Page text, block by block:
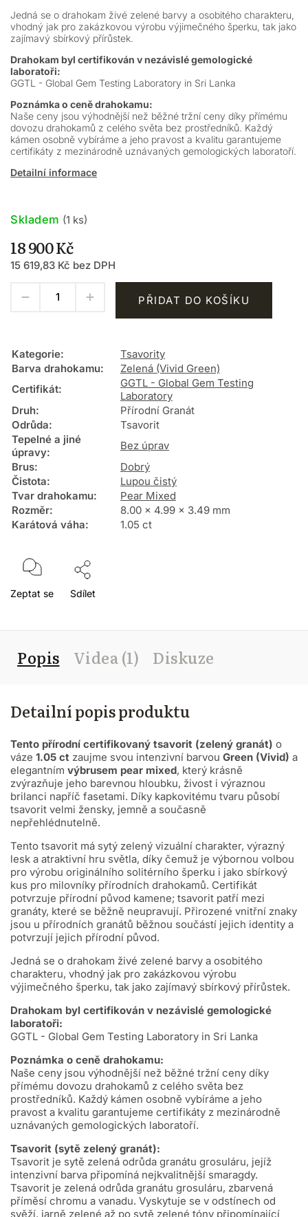
Jedná se o drahokam živé zelené barvy a osobitého charakteru,
vhodný jak pro zakázkovou výrobu výjimečného šperku, tak jako
zajímavý sbírkový přírůstek.
Drahokam byl certifikován v nezávislé gemologické
laboratoři:
GGTL - Global Gem Testing Laboratory in Sri Lanka
Poznámka o ceně drahokamu:
Naše ceny jsou výhodnější než běžné tržní ceny díky přímému
dovozu drahokamů z celého světa bez prostředníků. Každý
kámen osobně vybíráme a jeho pravost a kvalitu garantujeme
certifikáty z mezinárodně uznávaných gemologických laboratoří.
Detailní informace
18 900 Kč
15 619,83 Kč bez DPH
Skladem (1 ks)
PŘIDAT DO KOŠÍKU
Kategorie:
Tsavority
Barva drahokamu:
Zelená (Vivid Green)
Certifikát:
GGTL - Global Gem Testing
Laboratory
Druh:
Přírodní Granát
Odrůda:
Tsavorit
Tepelné a jiné
úpravy:
Bez úprav
Brus:
Dobrý
Čistota:
Lupou čistý
Tvar drahokamu:
Pear Mixed
Rozměr:
8.00 x 4.99 x 3.49 mm
Karátová váha: 1.05 ct
Zeptat se Sdílet
Popis Videa (1) Diskuze
Detailní popis produktu
Tento přírodní certifikovaný tsavorit (zelený granát) o
váze 1.05 ct zaujme svou intenzivní barvou Green (Vivid) a
elegantním výbrusem pear mixed, který krásně
zvýrazňuje jeho barevnou hloubku, živost i výraznou
brilanci napříč fasetami. Díky kapkovitému tvaru působí
tsavorit velmi žensky, jemně a současně
nepřehlédnutelně.
Tento tsavorit má sytý zelený vizuální charakter, výrazný
lesk a atraktivní hru světla, díky čemuž je výbornou volbou
pro výrobu originálního solitérního šperku i jako sbírkový
kus pro milovníky přírodních drahokamů. Certifikát
potvrzuje přírodní původ kamene; tsavorit patří mezi
granáty, které se běžně neupravují. Přirozené vnitřní znaky
jsou u přírodních granátů běžnou součástí jejich identity a
potvrzují jejich přírodní původ.
Jedná se o drahokam živé zelené barvy a osobitého
charakteru, vhodný jak pro zakázkovou výrobu
výjimečného šperku, tak jako zajímavý sbírkový přírůstek.
Drahokam byl certifikován v nezávislé gemologické
laboratoři:
GGTL - Global Gem Testing Laboratory in Sri Lanka
Poznámka o ceně drahokamu:
Naše ceny jsou výhodnější než běžné tržní ceny díky
přímému dovozu drahokamů z celého světa bez
prostředníků. Každý kámen osobně vybíráme a jeho
pravost a kvalitu garantujeme certifikáty z mezinárodně
uznávaných gemologických laboratoří.
Tsavorit (sytě zelený granát):
Tsavorit je sytě zelená odrůda granátu grosuláru, jejíž
intenzivní barva připomíná nejkvalitnější smaragdy.
Tsavorit je zelená odrůda granátu grosuláru, zbarvená
příměsí chromu a vanadu. Vyskytuje se v odstínech od
svěží, jarně zelené až po sytě zelené tóny připomínající